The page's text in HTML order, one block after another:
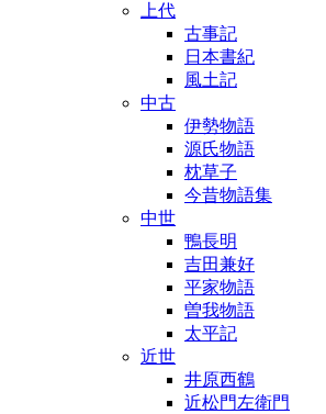
上代
古事記
日本書紀
風土記
中古
伊勢物語
源氏物語
枕草子
今昔物語集
中世
鴨長明
吉田兼好
平家物語
曽我物語
太平記
近世
井原西鶴
近松門左衛門